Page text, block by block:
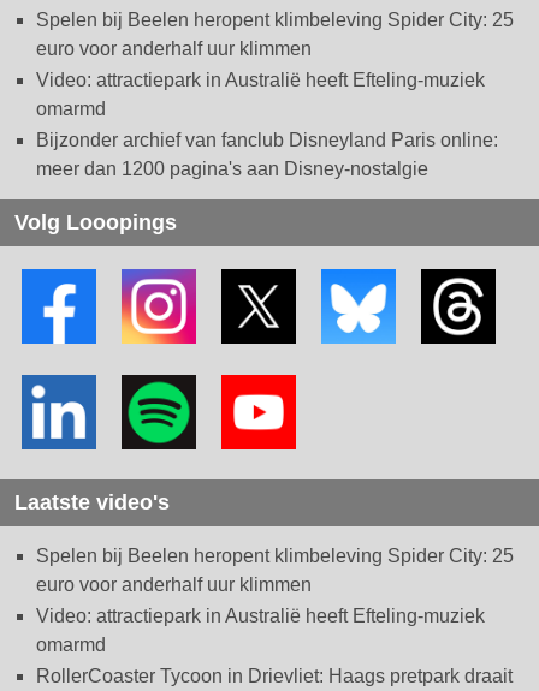
Spelen bij Beelen heropent klimbeleving Spider City: 25
euro voor anderhalf uur klimmen
Video: attractiepark in Australië heeft Efteling-muziek
omarmd
Bijzonder archief van fanclub Disneyland Paris online:
meer dan 1200 pagina's aan Disney-nostalgie
Volg Looopings
Laatste video's
Spelen bij Beelen heropent klimbeleving Spider City: 25
euro voor anderhalf uur klimmen
Video: attractiepark in Australië heeft Efteling-muziek
omarmd
RollerCoaster Tycoon in Drievliet: Haags pretpark draait